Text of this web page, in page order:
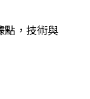
點，技術與